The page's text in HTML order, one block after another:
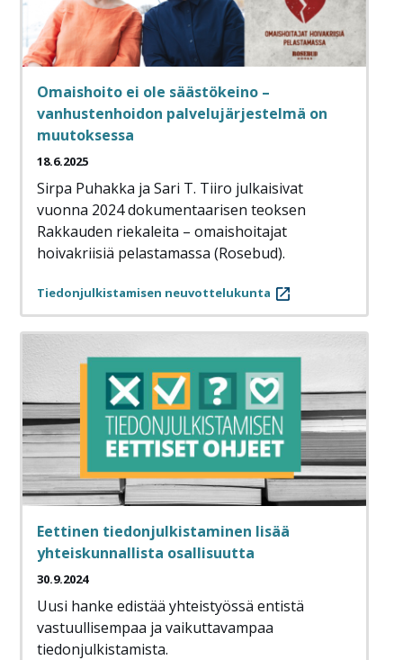
Omaishoito ei ole säästökeino –
vanhustenhoidon palvelujärjestelmä on
muutoksessa
18.6.2025
Sirpa Puhakka ja Sari T. Tiiro julkaisivat
vuonna 2024 dokumentaarisen teoksen
Rakkauden riekaleita – omaishoitajat
hoivakriisiä pelastamassa (Rosebud).
Tiedonjulkistamisen neuvottelukunta
Eettinen tiedonjulkistaminen lisää
yhteiskunnallista osallisuutta
30.9.2024
Uusi hanke edistää yhteistyössä entistä
vastuullisempaa ja vaikuttavampaa
tiedonjulkistamista.